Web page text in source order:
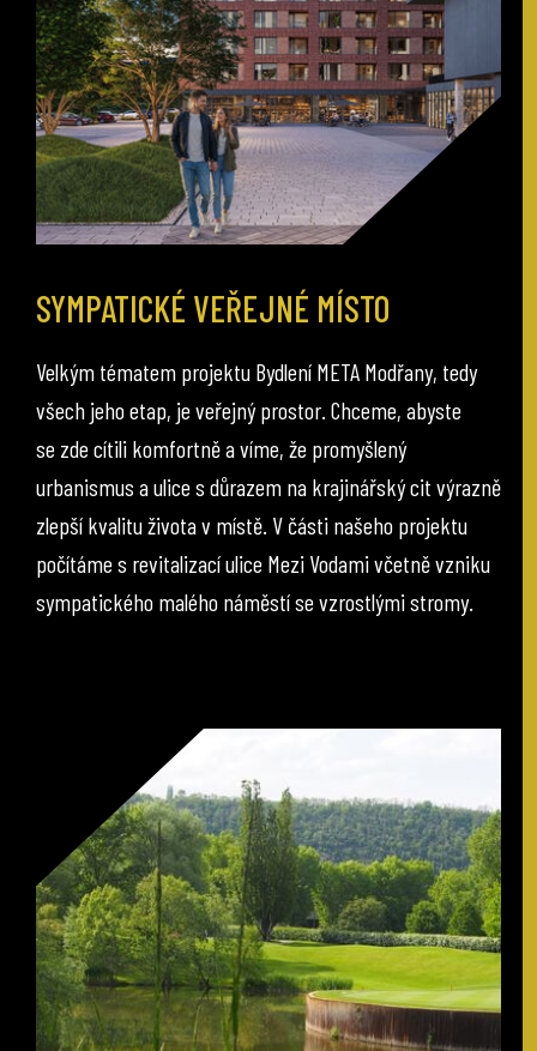
SYMPATICKÉ VEŘEJNÉ MÍSTO
Velkým tématem projektu Bydlení META Modřany, tedy
všech jeho etap, je veřejný prostor. Chceme, abyste
se zde cítili komfortně a víme, že promyšlený
urbanismus a ulice s důrazem na krajinářský cit výrazně
zlepší kvalitu života v místě. V části našeho projektu
počítáme s revitalizací ulice Mezi Vodami včetně vzniku
sympatického malého náměstí se vzrostlými stromy.